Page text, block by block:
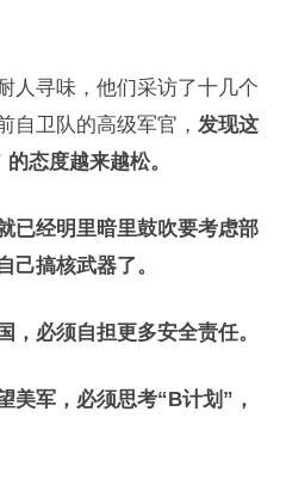
人寻味，他们采访了十几个
自卫队的高级军官， 发现这
态度越来越松。
已经明里暗里鼓吹要考虑部
己搞核武器了。
，必须自担更多安全责任。
美军，必须思考“B计划”，